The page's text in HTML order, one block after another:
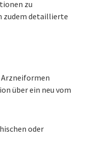
zu
zudem detaillierte
Arzneiformen
über ein neu vom
oder